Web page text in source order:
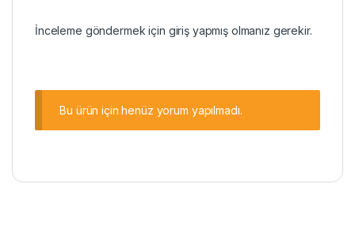
İnceleme göndermek için girişyapmış olmanız gerekir.
Bu ürün için henüz yorum yapılmadı.